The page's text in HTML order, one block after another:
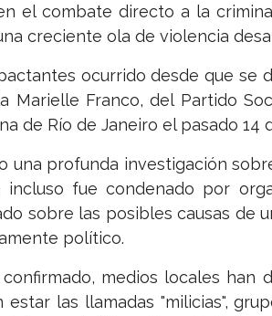
el combate directo a la
creciente ola de violencia
ocurrido desde que se
Marielle Franco, del Partido
de Río de Janeiro el pasado 14
una profunda investigación
fue condenado por
sobre las posibles causas de
político.
medios locales han
las llamadas "milicias",